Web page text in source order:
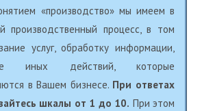
«производство» мы имеем в
производственный процесс, в том
услуг, обработку информации,
иных действий, которые
в Вашем бизнесе. При ответах
шкалы от 1 до 10. При этом